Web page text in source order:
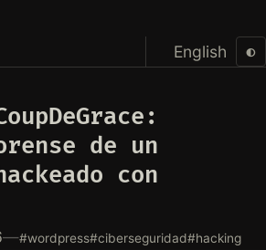
English ◐
de un
con
—#wordpress#ciberseguridad#hacking